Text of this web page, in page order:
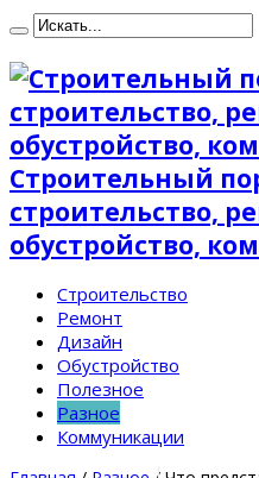
Строительный
строительство,
обустройство,
Строительство
Ремонт
Дизайн
Обустройство
Полезное
Разное
Коммуникации